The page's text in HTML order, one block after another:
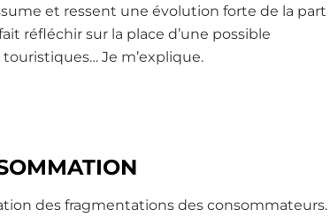
et ressent une évolution forte de la part
réfléchir sur la place d’une possible
Je m’explique.
des fragmentations des consommateurs.